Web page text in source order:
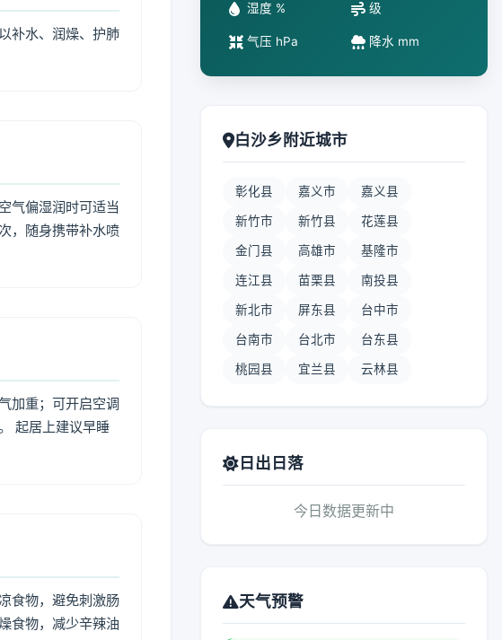
补水、润燥、护肺
气偏湿润时可适当
，随身携带补水喷
加重；可开启空调
起居上建议早睡
食物，避免刺激肠
食物，减少辛辣油
湿度 % 级
气压 hPa 降水 mm
白沙乡附近城市
彰化县 嘉义市 嘉义县
新竹市 新竹县 花莲县
金门县 高雄市 基隆市
连江县 苗栗县 南投县
新北市 屏东县 台中市
台南市 台北市 台东县
桃园县 宜兰县 云林县
日出日落
今日数据更新中
天气预警